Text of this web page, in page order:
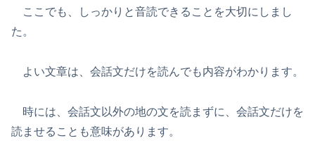
ここでも、しっかりと音読できることを大切にしまし
た。
よい文章は、会話文だけを読んでも内容がわかります。
時には、会話文以外の地の文を読まずに、会話文だけを
読ませることも意味があります。